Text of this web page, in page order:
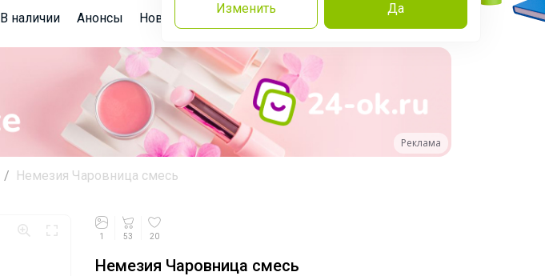
Изменить Да
В наличии Анонсы Новости Команда Эксперты
Реклама
Немезия Чаровница смесь
1 53 20
Немезия Чаровница смесь